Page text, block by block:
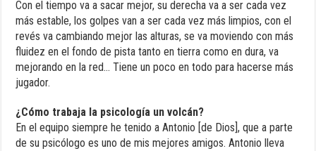
Con el tiempo va a sacar mejor, su derecha va a ser cada vez
más estable, los golpes van a ser cada vez más limpios, con el
revés va cambiando mejor las alturas, se va moviendo con más
fluidez en el fondo de pista tanto en tierra como en dura, va
mejorando en la red… Tiene un poco en todo para hacerse más
jugador.
¿Cómo trabaja la psicología un volcán?
En el equipo siempre he tenido a Antonio [de Dios], que a parte
de su psicólogo es uno de mis mejores amigos. Antonio lleva